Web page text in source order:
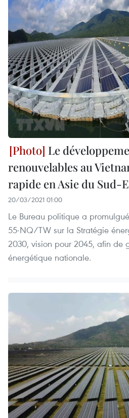
Le
renouvelables au
rapide en Asie du Sud-
20/03/2021 01:00
Le Bureau politique a
55-NQ/TW sur la Stratégie
2030, vision pour 2045, afin de
énergétique nationale.